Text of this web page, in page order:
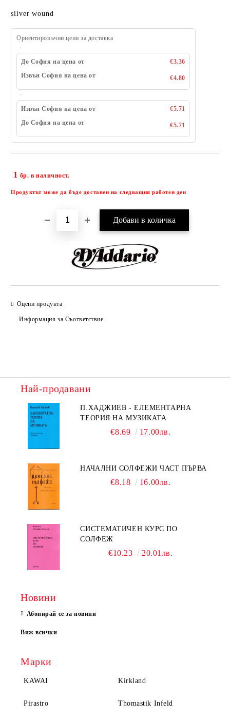
silver wound
Ориентировъчни цени за доставка
До София на цена от
€3.36
Извън София на цена от
€4.80
Извън София на цена от
€5.71
До София на цена от
€5.71
1 бр. в наличност.
Продуктът може да бъде доставен на следващия работен ден
Оцени продукта
Информация за Съответствие
Най-продавани
П.ХАДЖИЕВ - ЕЛЕМЕНТАРНА
ТЕОРИЯ НА МУЗИКАТА
€8.69 17.00лв.
НАЧАЛНИ СОЛФЕЖИ ЧАСТ ПЪРВА
€8.18 16.00лв.
СИСТЕМАТИЧЕН КУРС ПО
СОЛФЕЖ
€10.23 20.01лв.
Новини
Абонирай се за новини
Виж всички
Марки
KAWAI Kirkland
Pirastro Thomastik Infeld